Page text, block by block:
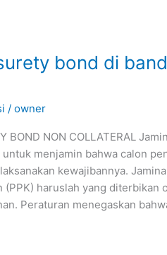
bond di
/owner
BOND NON COLLATERAL
menjamin bahwa calon
kewajibannya.
(PPK) haruslah yang diterbikan
Peraturan menegaskan